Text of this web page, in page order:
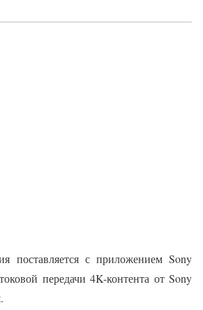
поставляется с приложением Sony
передачи 4K-контента от Sony